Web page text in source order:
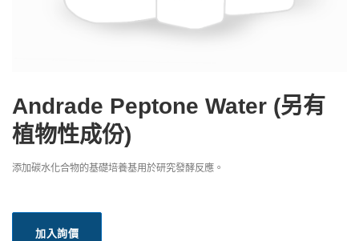
Andrade Peptone Water (另有
植物性成份)
添加碳水化合物的基礎培養基用於研究發酵反應。
加入詢價